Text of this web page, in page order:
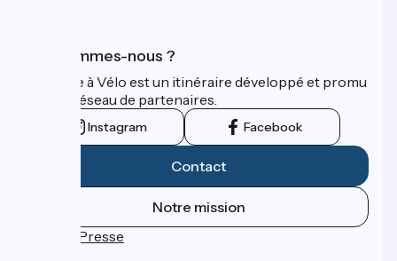
Qui sommes-nous ?
La Seine à Vélo est un itinéraire développé et promu
par un réseau de partenaires.
Instagram Facebook
Contact
Notre mission
Espace Presse